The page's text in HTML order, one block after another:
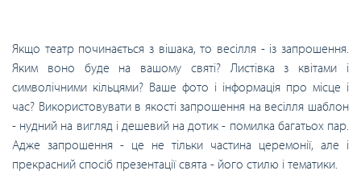
Якщо театр починається з вішака, то весілля - із запрошення.
Яким воно буде на вашому святі? Листівка з квітами і
символічними кільцями? Ваше фото і інформація про місце і
час? Використовувати в якості запрошення на весілля шаблон
- нудний на вигляд і дешевий на дотик - помилка багатьох пар.
Адже запрошення - це не тільки частина церемонії, але і
прекрасний спосіб презентації свята - його стилю і тематики.